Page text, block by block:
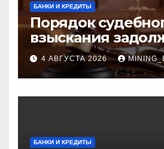
БАНКИ И КРЕДИТЫ
Порядок
взыскания
ключевые
нюансы
4 АВГУСТА 2026
БАНКИ И КРЕДИТЫ